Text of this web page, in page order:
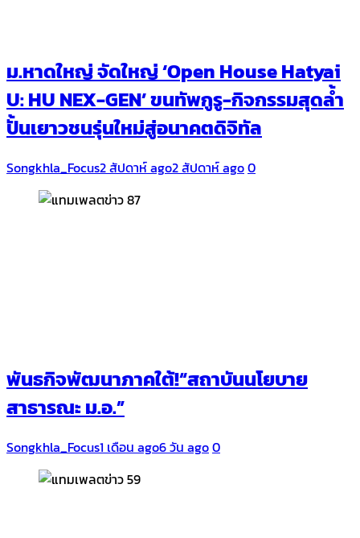
ม.หาดใหญ่ จัดใหญ่ ‘Open House Hatyai
U: HU NEX-GEN’ ขนทัพกูรู-กิจกรรมสุดล้ำ
ปั้นเยาวชนรุ่นใหม่สู่อนาคตดิจิทัล
Songkhla_Focus2 สัปดาห์ ago2 สัปดาห์ ago0
พันธกิจพัฒนาภาคใต้!“สถาบันนโยบาย
สาธารณะ ม.อ.”
Songkhla_Focus1 เดือน ago6 วัน ago0